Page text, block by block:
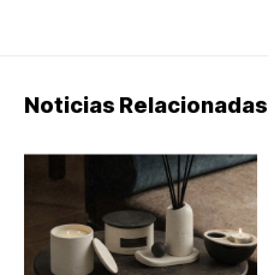
Noticias Relacionadas